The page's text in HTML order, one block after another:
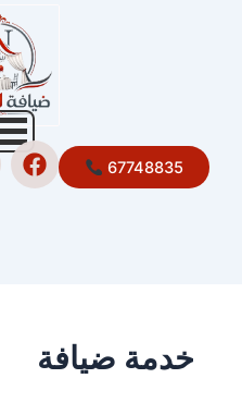
67748835
F
a
خدمة ضيافة